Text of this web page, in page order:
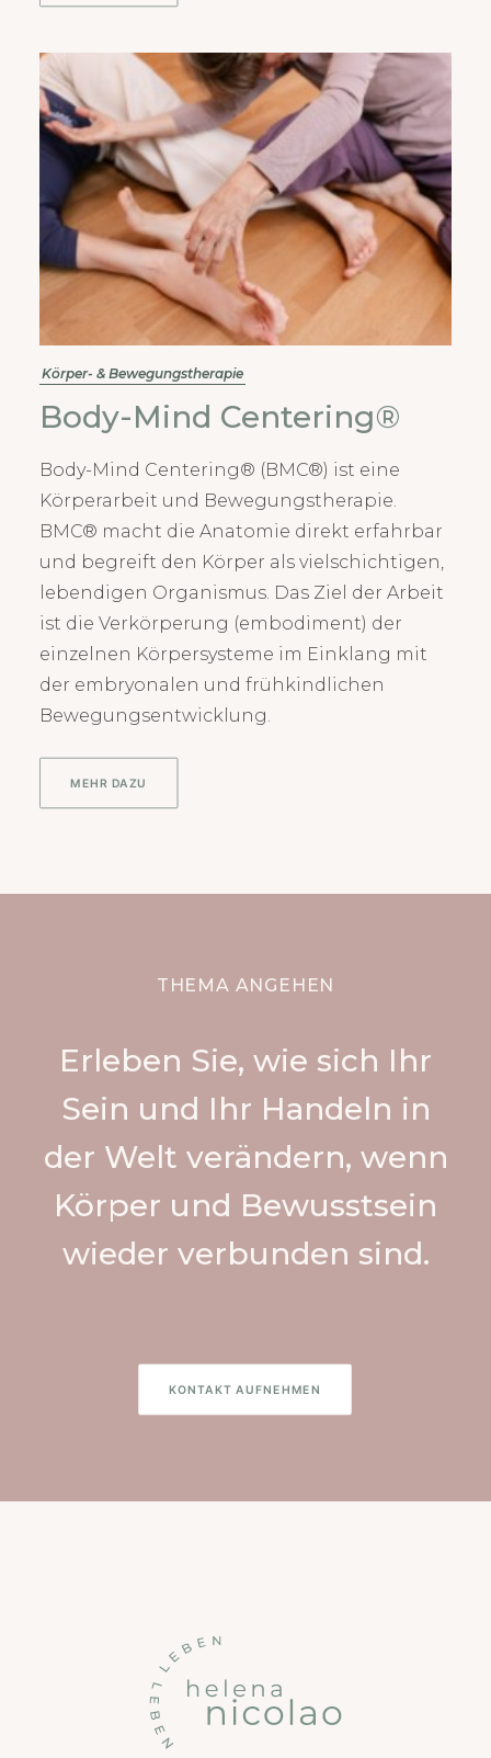
Körper- & Bewegungstherapie
Body-Mind Centering®
Body-Mind Centering® (BMC®) ist eine
Körperarbeit und Bewegungstherapie.
BMC® macht die Anatomie direkt erfahrbar
und begreift den Körper als vielschichtigen,
lebendigen Organismus. Das Ziel der Arbeit
ist die Verkörperung (embodiment) der
einzelnen Körpersysteme im Einklang mit
der embryonalen und frühkindlichen
Bewegungsentwicklung.
MEHR DAZU
THEMA ANGEHEN
Erleben Sie, wie sich Ihr
Sein und Ihr Handeln in
der Welt verändern, wenn
Körper und Bewusstsein
wieder verbunden sind.
KONTAKT AUFNEHMEN